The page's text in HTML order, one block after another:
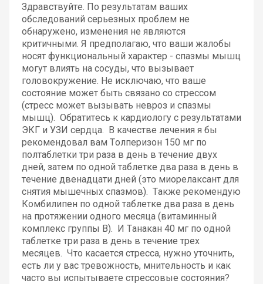
Здравствуйте. По результатам ваших
обследований серьезных проблем не
обнаружено, изменения не являются
критичными. Я предполагаю, что ваши жалобы
носят функциональный характер - спазмы мышц
могут влиять на сосуды, что вызывает
головокружение. Не исключаю, что ваше
состояние может быть связано со стрессом
(стресс может вызывать невроз и спазмы
мышц). Обратитесь к кардиологу с результатами
ЭКГ и УЗИ сердца. В качестве лечения я бы
рекомендовал вам Толперизон 150 мг по
полтаблетки три раза в день в течение двух
дней, затем по одной таблетке два раза в день в
течение двенадцати дней (это миорелаксант для
снятия мышечных спазмов). Также рекомендую
Комбилипен по одной таблетке два раза в день
на протяжении одного месяца (витаминный
комплекс группы В). И Танакан 40 мг по одной
таблетке три раза в день в течение трех
месяцев. Что касается стресса, нужно уточнить,
есть ли у вас тревожность, мнительность и как
часто вы испытываете стрессовые состояния?